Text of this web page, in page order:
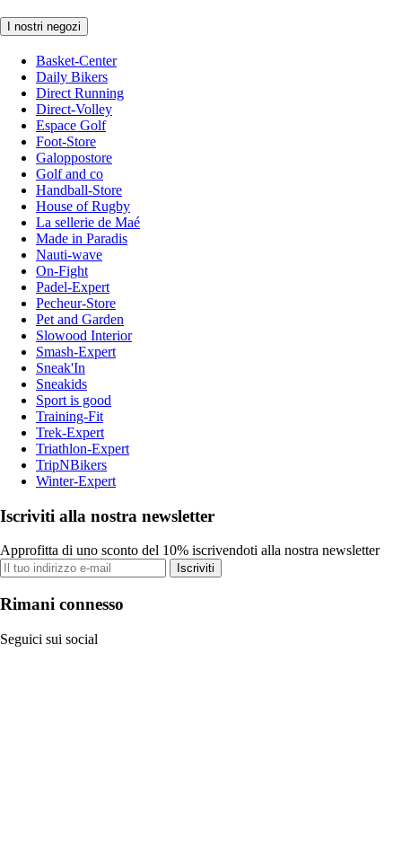
I nostri negozi
Basket-Center
Daily Bikers
Direct Running
Direct-Volley
Espace Golf
Foot-Store
Galoppostore
Golf and co
Handball-Store
House of Rugby
La sellerie de Maé
Made in Paradis
Nauti-wave
On-Fight
Padel-Expert
Pecheur-Store
Pet and Garden
Slowood Interior
Smash-Expert
Sneak'In
Sneakids
Sport is good
Training-Fit
Trek-Expert
Triathlon-Expert
TripNBikers
Winter-Expert
Iscriviti alla nostra newsletter
Approfitta di uno sconto del 10% iscrivendoti alla nostra newsletter
Iscriviti
Rimani connesso
Seguici sui social